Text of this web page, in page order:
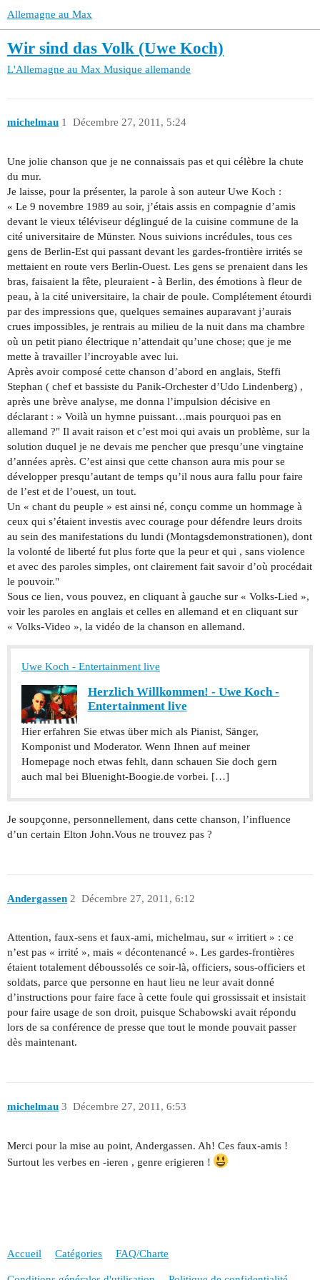
Allemagne au Max
Wir sind das Volk (Uwe Koch)
L'Allemagne au Max Musique allemande
michelmau Décembre 27, 2011, 5:24
1
Une jolie chanson que je ne connaissais pas et qui célèbre la chute
du mur.
Je laisse, pour la présenter, la parole à son auteur Uwe Koch :
« Le 9 novembre 1989 au soir, j’étais assis en compagnie d’amis
devant le vieux téléviseur déglingué de la cuisine commune de la
cité universitaire de Münster. Nous suivions incrédules, tous ces
gens de Berlin-Est qui passant devant les gardes-frontière irrités se
mettaient en route vers Berlin-Ouest. Les gens se prenaient dans les
bras, faisaient la fête, pleuraient - à Berlin, des émotions à fleur de
peau, à la cité universitaire, la chair de poule. Complétement étourdi
par des impressions que, quelques semaines auparavant j’aurais
crues impossibles, je rentrais au milieu de la nuit dans ma chambre
où un petit piano électrique n’attendait qu’une chose; que je me
mette à travailler l’incroyable avec lui.
Après avoir composé cette chanson d’abord en anglais, Steffi
Stephan ( chef et bassiste du Panik-Orchester d’Udo Lindenberg) ,
après une brève analyse, me donna l’impulsion décisive en
déclarant : » Voilà un hymne puissant…mais pourquoi pas en
allemand ?" Il avait raison et c’est moi qui avais un problème, sur la
solution duquel je ne devais me pencher que presqu’une vingtaine
d’années après. C’est ainsi que cette chanson aura mis pour se
développer presqu’autant de temps qu’il nous aura fallu pour faire
de l’est et de l’ouest, un tout.
Un « chant du peuple » est ainsi né, conçu comme un hommage à
ceux qui s’étaient investis avec courage pour défendre leurs droits
au sein des manifestations du lundi (Montagsdemonstrationen), dont
la volonté de liberté fut plus forte que la peur et qui , sans violence
et avec des paroles simples, ont clairement fait savoir d’où procédait
le pouvoir."
Sous ce lien, vous pouvez, en cliquant à gauche sur « Volks-Lied »,
voir les paroles en anglais et celles en allemand et en cliquant sur
« Volks-Video », la vidéo de la chanson en allemand.
Uwe Koch - Entertainment live
Herzlich Willkommen! - Uwe Koch -
Entertainment live
Hier erfahren Sie etwas über mich als Pianist, Sänger,
Komponist und Moderator. Wenn Ihnen auf meiner
Homepage noch etwas fehlt, dann schauen Sie doch gern
auch mal bei Bluenight-Boogie.de vorbei. […]
Je soupçonne, personnellement, dans cette chanson, l’influence
d’un certain Elton John.Vous ne trouvez pas ?
Andergassen Décembre 27, 2011, 6:12
2
Attention, faux-sens et faux-ami, michelmau, sur « irritiert » : ce
n’est pas « irrité », mais « décontenancé ». Les gardes-frontières
étaient totalement déboussolés ce soir-là, officiers, sous-officiers et
soldats, parce que personne en haut lieu ne leur avait donné
d’instructions pour faire face à cette foule qui grossissait et insistait
pour faire usage de son droit, puisque Schabowski avait répondu
lors de sa conférence de presse que tout le monde pouvait passer
dès maintenant.
michelmau Décembre 27, 2011, 6:53
3
Merci pour la mise au point, Andergassen. Ah! Ces faux-amis !
Surtout les verbes en -ieren , genre erigieren !
Accueil Catégories FAQ/Charte